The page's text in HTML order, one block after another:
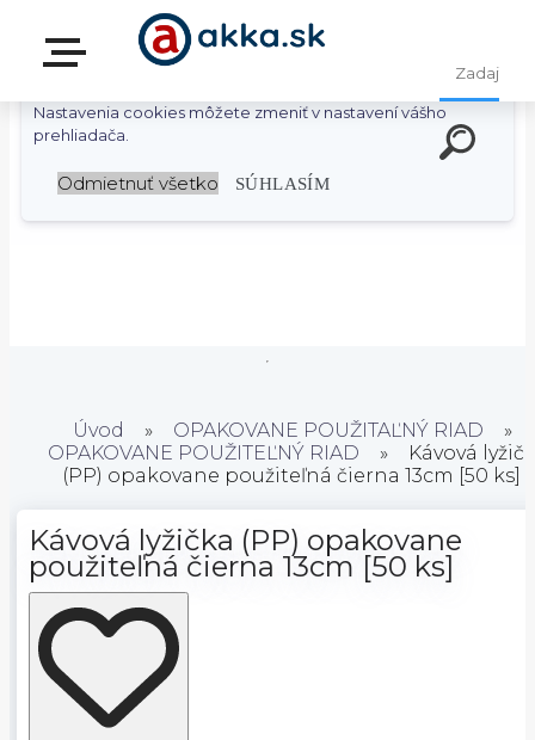
S cieľom uľahčiť užívateľom používať naše webové stránky
využívame cookies. Používaním našich stránok súhlasíte s
Nastavenia cookies môžete zmeniť v nastavení vášho
prehliadača.
Odmietnuť všetko SÚHLASÍM
Úvod » OPAKOVANE POUŽITAĽNÝ RIAD
»
OPAKOVANE POUŽITEĽNÝ RIAD
»
Kávová
(PP) opakovane použiteľná čierna 13cm [50 ks]
Kávová lyžička (PP) opakovane
použiteľná čierna 13cm [50 ks]